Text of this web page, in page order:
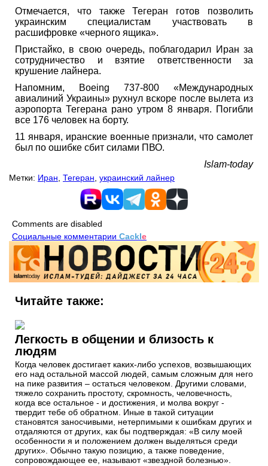
Отмечается, что также Тегеран готов позволить
украинским специалистам участвовать в
расшифровке «черного ящика».
Пристайко, в свою очередь, поблагодарил Иран за
сотрудничество и взятие ответственности за
крушение лайнера.
Напомним, Boeing 737-800 «Международных
авиалиний Украины» рухнул вскоре после вылета из
аэропорта Тегерана рано утром 8 января. Погибли
все 176 человек на борту.
11 января, иранские военные признали, что самолет
был по ошибке сбит силами ПВО.
Islam-today
Метки: Иран Тегеран украинский лайнер
Comments are disabled
Социальные комментарии Cackle
Читайте также:
Легкость в общении и близость к
людям
Когда человек достигает каких-либо успехов, возвышающих
его над остальной массой людей, самым сложным для него
на пике развития – остаться человеком. Другими словами,
тяжело сохранить простоту, скромность, человечность,
когда все остальное - и достижения, и молва вокруг -
твердит тебе об обратном. Иные в такой ситуации
становятся заносчивыми, нетерпимыми к ошибкам других и
отдаляются от других, как бы подтверждая: «В силу моей
особенности я и положением должен выделяться среди
других». Обычно такую позицию, а также поведение,
сопровождающее ее, называют «звездной болезнью».